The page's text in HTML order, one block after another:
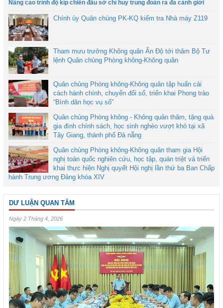
Nâng cao trình độ kíp chiến đấu sở chỉ huy trung đoàn ra đa cảnh giới
Chính ủy Quân chủng PK-KQ kiểm tra Nhà máy Z119
Tham mưu trưởng Không quân Ấn Độ tới thăm Bộ Tư
lệnh Quân chủng Phòng không-Không quân
Quân chủng Phòng không-Không quân tập huấn cải
cách hành chính, chuyển đổi số, triển khai Phong trào
“Bình dân học vụ số”
Quân chủng Phòng không - Không quân thăm, tặng quà
gia đình chính sách, học sinh nghèo vượt khó tại xã
Tây Giang, thành phố Đà nẵng
Quân chủng Phòng không-Không quân tham gia Hội
nghị toàn quốc nghiên cứu, học tập, quán triệt và triển
khai thực hiện Nghị quyết Hội nghị lần thứ ba Ban Chấp
hành Trung ương Đảng khóa XIV
DƯ LUẬN QUAN TÂM
Ngày 2 Tháng 4, 2026